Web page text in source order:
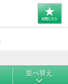
並べ替え